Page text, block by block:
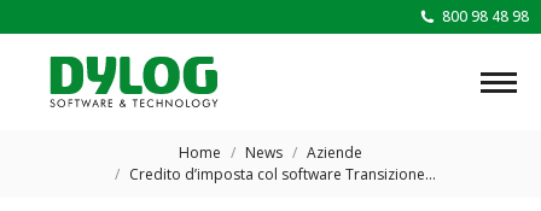
800 98 48 98
Home News
Aziende
Credito d’imposta col software Transizione…